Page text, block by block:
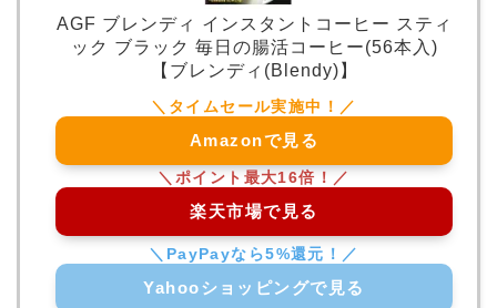
AGF ブレンディ インスタントコーヒー スティ
ック ブラック 毎日の腸活コーヒー(56本入)
【ブレンディ(Blendy)】
Amazonで見る
楽天市場で見る
Yahooショッピングで見る